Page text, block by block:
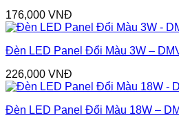
176,000 VNĐ
Đèn LED Panel Đổi Màu 3W –
226,000 VNĐ
Đèn LED Panel Đổi Màu 18W –